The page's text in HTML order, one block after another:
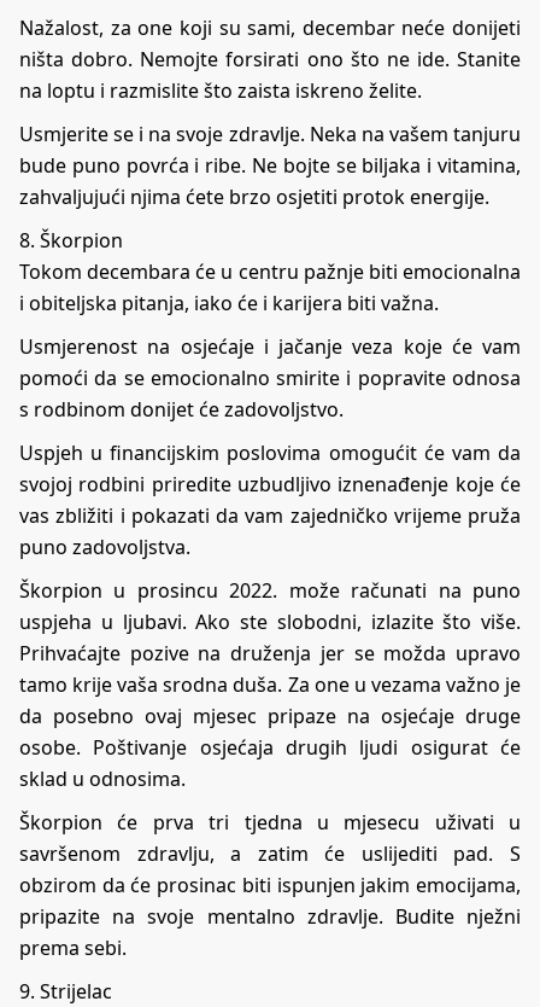
Nažalost, za one koji su sami, decembar neće donijeti
ništa dobro. Nemojte forsirati ono što ne ide. Stanite
na loptu i razmislite što zaista iskreno želite.
Usmjerite se i na svoje zdravlje. Neka na vašem tanjuru
bude puno povrća i ribe. Ne bojte se biljaka i vitamina,
zahvaljujući njima ćete brzo osjetiti protok energije.
8. Škorpion
Tokom decembara će u centru pažnje biti emocionalna
i obiteljska pitanja, iako će i karijera biti važna.
Usmjerenost na osjećaje i jačanje veza koje će vam
pomoći da se emocionalno smirite i popravite odnosa
s rodbinom donijet će zadovoljstvo.
Uspjeh u financijskim poslovima omogućit će vam da
svojoj rodbini priredite uzbudljivo iznenađenje koje će
vas zbližiti i pokazati da vam zajedničko vrijeme pruža
puno zadovoljstva.
Škorpion u prosincu 2022. može računati na puno
uspjeha u ljubavi. Ako ste slobodni, izlazite što više.
Prihvaćajte pozive na druženja jer se možda upravo
tamo krije vaša srodna duša. Za one u vezama važno je
da posebno ovaj mjesec pripaze na osjećaje druge
osobe. Poštivanje osjećaja drugih ljudi osigurat će
sklad u odnosima.
Škorpion će prva tri tjedna u mjesecu uživati u
savršenom zdravlju, a zatim će uslijediti pad. S
obzirom da će prosinac biti ispunjen jakim emocijama,
pripazite na svoje mentalno zdravlje. Budite nježni
prema sebi.
9. Strijelac